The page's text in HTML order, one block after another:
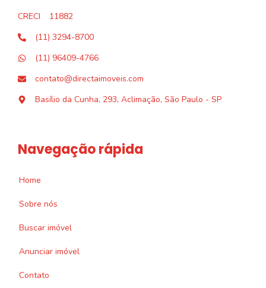
CRECI
11882
(11) 3294-8700
(11) 96409-4766
contato@directaimoveis.com
Basílio da Cunha, 293, Aclimação, São Paulo - SP
Navegação rápida
Home
Sobre nós
Buscar imóvel
Anunciar imóvel
Contato